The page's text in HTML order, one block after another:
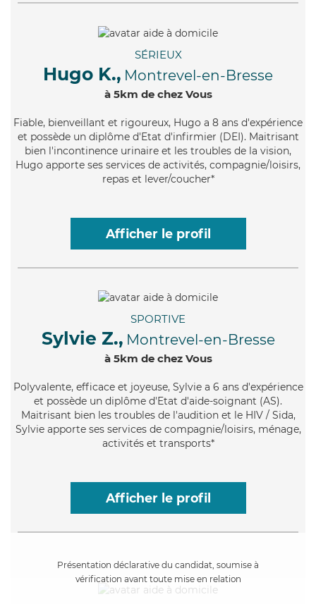
SÉRIEUX
Hugo K., Montrevel-en-Bresse
à 5km de chez Vous
Fiable, bienveillant et rigoureux, Hugo a 8 ans d'expérience
et possède un diplôme d'Etat d'infirmier (DEI). Maitrisant
bien l'incontinence urinaire et les troubles de la vision,
Hugo apporte ses services de activités, compagnie/loisirs,
repas et lever/coucher*
Afficher le profil
SPORTIVE
Sylvie Z., Montrevel-en-Bresse
à 5km de chez Vous
Polyvalente, efficace et joyeuse, Sylvie a 6 ans d'expérience
et possède un diplôme d'Etat d'aide-soignant (AS).
Maitrisant bien les troubles de l'audition et le HIV / Sida,
Sylvie apporte ses services de compagnie/loisirs, ménage,
activités et transports*
Afficher le profil
Présentation déclarative du candidat, soumise à
vérification avant toute mise en relation